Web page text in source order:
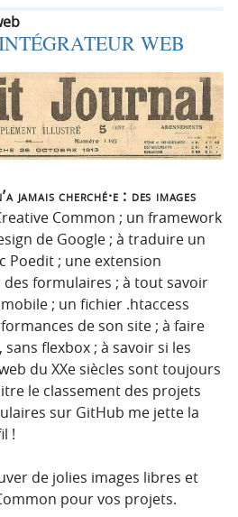
WEB
jamais cherché·e : des images
Common ; un framework
de Google ; à traduire un
Poedit ; une extension
formulaires ; à tout savoir
; un fichier .htaccess
de son site ; à faire
sans flexbox ; à savoir si les
du XXe siècles sont toujours
le classement des projets
sur GitHub me jette la
!
de jolies images libres et
pour vos projets.